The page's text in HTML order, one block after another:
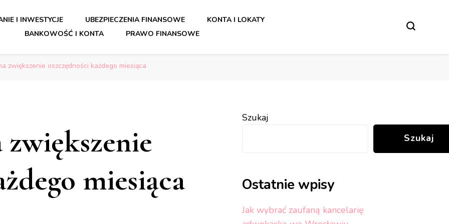
dla bezpiecznych finansów.
dla bezpiecznych finansów.
I INWESTYCJE UBEZPIECZENIA FINANSOWE
KONTA I LOKATY
BANKOWOŚĆ I KONTA
PRAWO FINANSOWE
zwiększenie oszczędności każdego miesiąca
zwiększenie
miesiąca
Szukaj
Szukaj
Ostatnie wpisy
Jak wybrać zaufaną kancelarię